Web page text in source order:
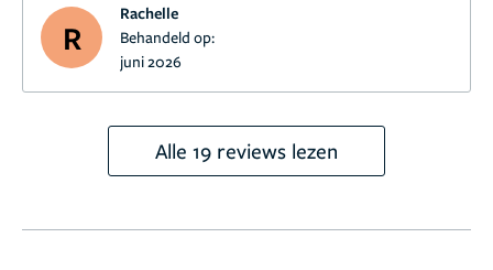
R
Rachelle
Behandeld op:
juni 2026
Alle 19 reviews lezen